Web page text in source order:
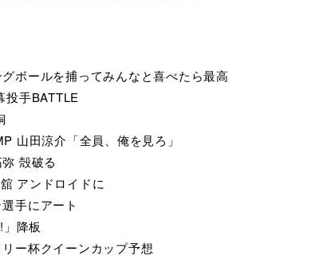
ボールを捕ってみんなと喜べたら最高
投手BATTLE
山田涼介「全員、俺を見ろ」
殻破る
アンドロイドに
手にアート
降板
ー杯クイーンカップ予想